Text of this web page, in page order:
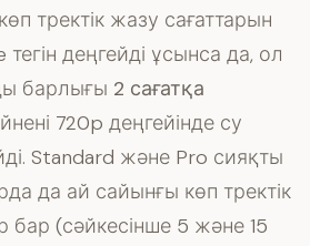
тректік жазу сағаттарын
тегін деңгейді ұсынса да, ол
барлығы 2 сағатқа
720p деңгейінде су
Standard және Pro сияқты
да ай сайынғы көп тректік
бар (сәйкесінше 5 және 15